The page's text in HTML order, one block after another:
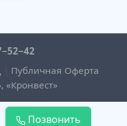
«Кронвест»
Публичная Оферта
Позвонить